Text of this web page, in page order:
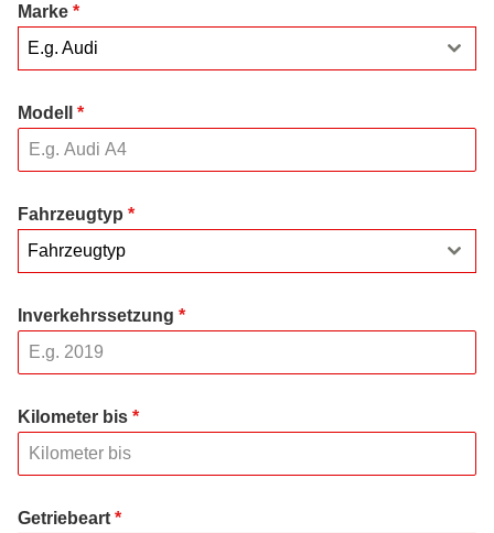
Marke *
E.g. Audi
Modell *
Fahrzeugtyp *
Fahrzeugtyp
Inverkehrssetzung *
Kilometer bis *
Getriebeart *